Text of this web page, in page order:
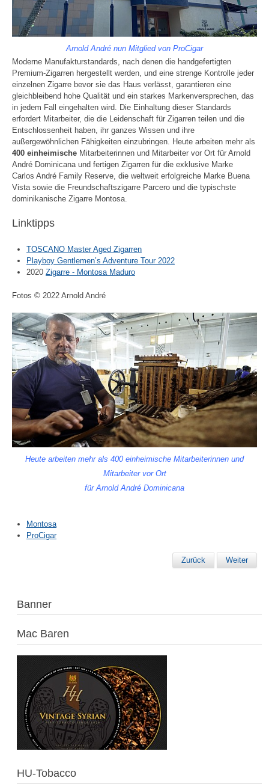
Arnold André nun Mitglied von ProCigar
Moderne Manufakturstandards, nach denen die handgefertigten
Premium-Zigarren hergestellt werden, und eine strenge Kontrolle jeder
einzelnen Zigarre bevor sie das Haus verlässt, garantieren eine
gleichbleibend hohe Qualität und ein starkes Markenversprechen, das
in jedem Fall eingehalten wird. Die Einhaltung dieser Standards
erfordert Mitarbeiter, die die Leidenschaft für Zigarren teilen und die
Entschlossenheit haben, ihr ganzes Wissen und ihre
außergewöhnlichen Fähigkeiten einzubringen. Heute arbeiten mehr als
400 einheimische Mitarbeiterinnen und Mitarbeiter vor Ort für Arnold
André Dominicana und fertigen Zigarren für die exklusive Marke
Carlos André Family Reserve, die weltweit erfolgreiche Marke Buena
Vista sowie die Freundschaftszigarre Parcero und die typischste
dominikanische Zigarre Montosa.
Linktipps
TOSCANO Master Aged Zigarren
Playboy Gentlemen’s Adventure Tour 2022
2020 Zigarre - Montosa Maduro
Fotos © 2022 Arnold André
Heute arbeiten mehr als 400 einheimische Mitarbeiterinnen und
Mitarbeiter vor Ort
für Arnold André Dominicana
Montosa
ProCigar
Zurück Weiter
Banner
Mac Baren
HU-Tobacco